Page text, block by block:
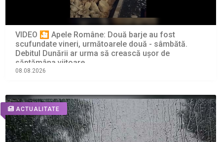
VIDEO 🎦 Apele Române: Două barje au fost
scufundate vineri, următoarele două - sâmbătă.
Debitul Dunării ar urma să crească ușor de
săptămâna viitoare
08.08.2026
ACTUALITATE